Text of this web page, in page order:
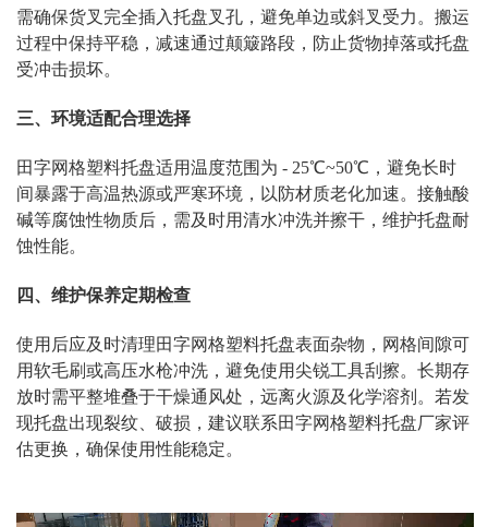
需确保货叉完全插入托盘叉孔，避免单边或斜叉受力。搬运
过程中保持平稳，减速通过颠簸路段，防止货物掉落或托盘
受冲击损坏。
三、环境适配合理选择
田字网格塑料托盘适用温度范围为 - 25℃~50℃，避免长时
间暴露于高温热源或严寒环境，以防材质老化加速。接触酸
碱等腐蚀性物质后，需及时用清水冲洗并擦干，维护托盘耐
蚀性能。
四、维护保养定期检查
使用后应及时清理田字网格塑料托盘表面杂物，网格间隙可
用软毛刷或高压水枪冲洗，避免使用尖锐工具刮擦。长期存
放时需平整堆叠于干燥通风处，远离火源及化学溶剂。若发
现托盘出现裂纹、破损，建议联系田字网格塑料托盘厂家评
估更换，确保使用性能稳定。